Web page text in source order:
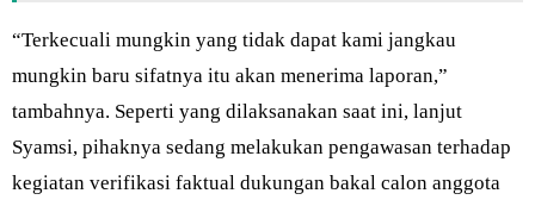
“Terkecuali mungkin yang tidak dapat kami jangkau
mungkin baru sifatnya itu akan menerima laporan,”
tambahnya. Seperti yang dilaksanakan saat ini, lanjut
Syamsi, pihaknya sedang melakukan pengawasan terhadap
kegiatan verifikasi faktual dukungan bakal calon anggota